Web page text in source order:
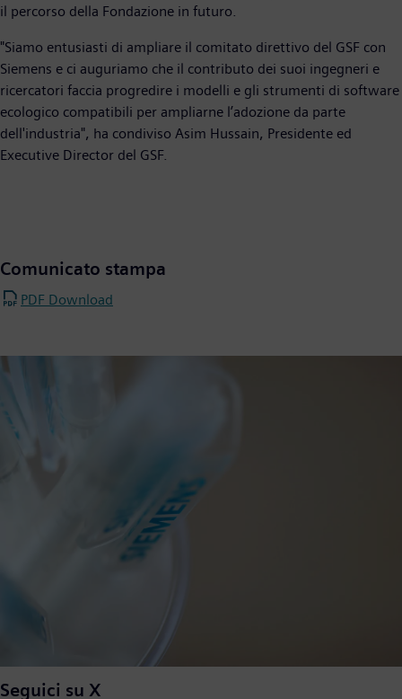
il percorso della Fondazione in futuro.
"Siamo entusiasti di ampliare il comitato direttivo del GSF con
Siemens e ci auguriamo che il contributo dei suoi ingegneri e
ricercatori faccia progredire i modelli e gli strumenti di software
ecologico compatibili per ampliarne l’adozione da parte
dell'industria", ha condiviso Asim Hussain, Presidente ed
Executive Director del GSF.
Comunicato stampa
PDF Download
Seguici su X